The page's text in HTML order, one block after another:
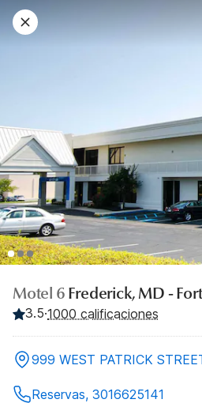
Motel 6 Frederick, MD -
3.5·1000 calificaciones
999 WEST PATRICK
Reservas, 3016625141